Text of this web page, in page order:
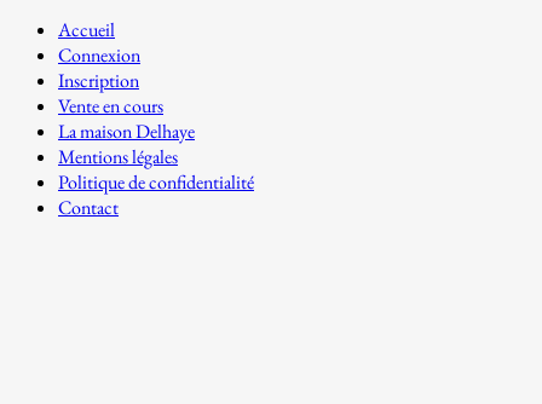
Accueil
Connexion
Inscription
Vente en cours
La maison Delhaye
Mentions légales
Politique de confidentialité
Contact